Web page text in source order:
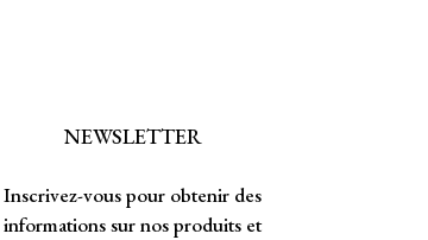
NEWSLETTER
Inscrivez-vous pour obtenir des
informations sur nos produits et